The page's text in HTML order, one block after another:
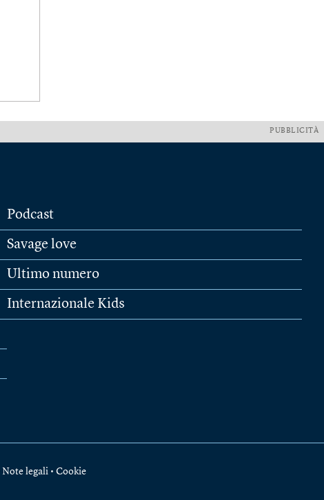
PUBBLICITÀ
Podcast
Savage love
Ultimo numero
Internazionale Kids
Note legali • Cookie